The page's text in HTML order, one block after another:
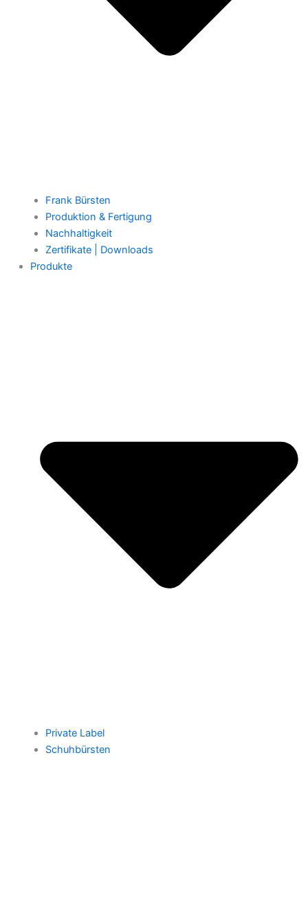
Frank Bürsten
Produktion & Fertigung
Nachhaltigkeit
Zertifikate | Downloads
Produkte
Private Label
Schuhbürsten